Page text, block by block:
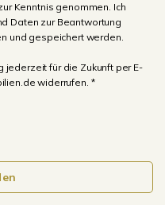
Kenntnis genommen. Ich
Daten zur Beantwortung
und gespeichert werden.
jederzeit für die Zukunft per E-
widerrufen. *